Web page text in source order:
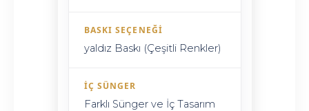
BASKI SEÇENEĞI
yaldız Baskı (Çeşitli Renkler)
İÇ SÜNGER
Farklı Sünger ve İç Tasarım